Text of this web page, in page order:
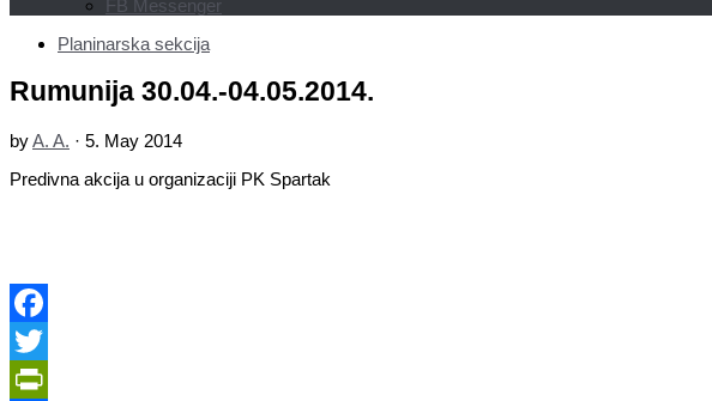
FB Messenger
Planinarska sekcija
Rumunija 30.04.-04.05.2014.
byA. A. · 5. May 2014
Predivna akcija u organizaciji PK Spartak
Facebook
Twitter